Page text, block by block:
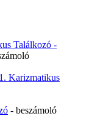
Találkozó -
Karizmatikus
- beszámoló